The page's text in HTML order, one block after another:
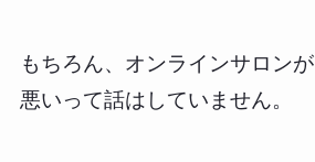
もちろん、オンラインサロンが
悪いって話はしていません。